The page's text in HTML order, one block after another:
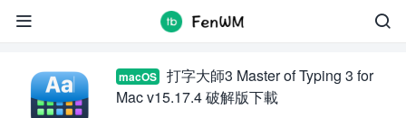

 Master of Typing 3 for Mac
macOS
打字大師3 Master of Typing 3 for
Mac v15.17.4 破解版下載